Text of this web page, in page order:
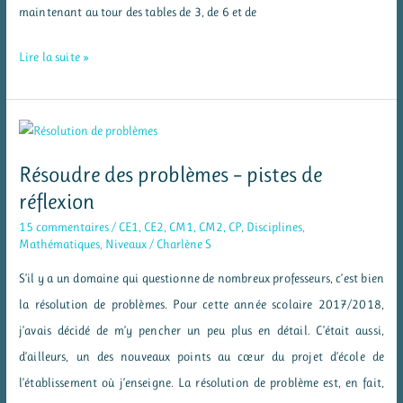
maintenant au tour des tables de 3, de 6 et de
Mes
tables
multiplication
par
3,
Lire la suite »
Résoudre des problèmes – pistes de
réflexion
15 commentaires/ CE1, CE2, CM1, CM2, CP, Disciplines,
Mathématiques, Niveaux/ Charlène S
S’il y a un domaine qui questionne de nombreux professeurs, c’est bien
la résolution de problèmes. Pour cette année scolaire 2017/2018,
j’avais décidé de m’y pencher un peu plus en détail. C’était aussi,
d’ailleurs, un des nouveaux points au cœur du projet d’école de
l’établissement où j’enseigne. La résolution de problème est, en fait,